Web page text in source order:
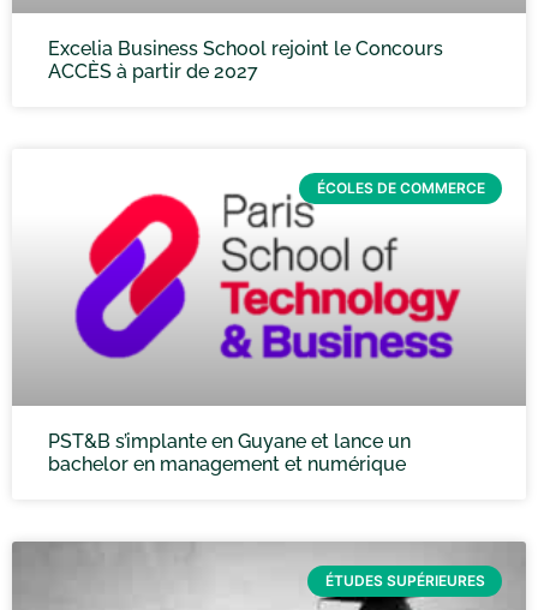
Excelia Business School rejoint le Concours
ACCÈS à partir de 2027
ÉCOLES DE COMMERCE
PST&B s’implante en Guyane et lance un
bachelor en management et numérique
ÉTUDES SUPÉRIEURES